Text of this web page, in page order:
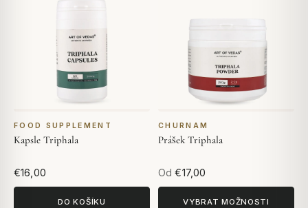
FOOD SUPPLEMENT
Kapsle Triphala
€16,00
DO KOŠÍKU
CHURNAM
Prášek Triphala
Od €17,00
VYBRAT MOŽNOSTI